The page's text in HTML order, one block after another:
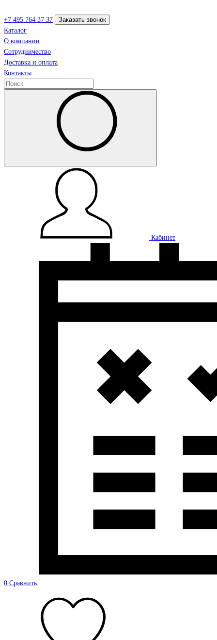
+7 495 764 37 37
Заказать звонок
Каталог
О компании
Сотрудничество
Доставка и оплата
Контакты
Кабинет
0 Сравнить